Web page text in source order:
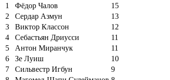
1
Фёдор Чалов
15
2
Сердар Азмун
13
3
Виктор Классон
12
4
Себастьян Дриусси
11
5
Антон Миранчук
11
6
Зе Луиш
10
7
Сильвестр Игбун
9